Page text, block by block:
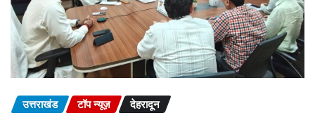
उत्तराखंड टॉप न्यूज़ देहरादून